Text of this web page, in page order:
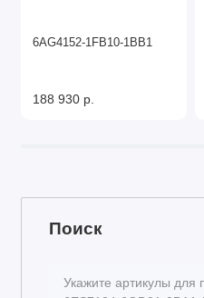
6AG4152-1FB10-1BB1
188 930 р.
Поиск